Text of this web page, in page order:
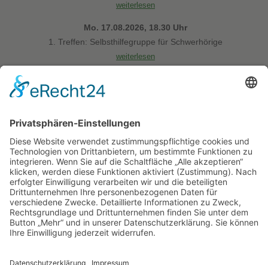
weiterlesen
Mo. 17.08.2026, 18.30 Uhr
1. Treffen: Selbsthilfegruppe für Schwerhörige
weiterlesen
(NWZ / 07.08.2026)
Höhere Hürde für Pflegegrade
(NWZ / 07.08.2026)
Wettkämpfe ganz ohne Verlierer
(WZ / 04.08.2026)
Hier finden Sie aktuelle Nachrichten in leichter Sprache: